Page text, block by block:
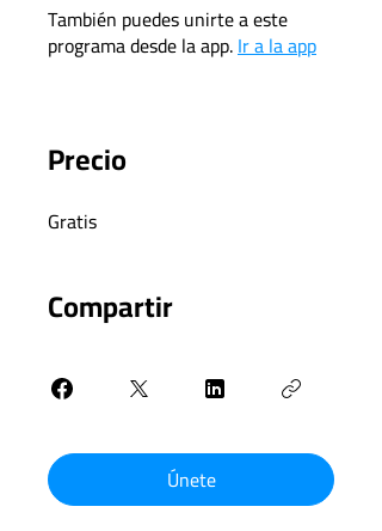
También puedes unirte a este
programa desde la app.Ir a la app
Precio
Gratis
Compartir
Únete